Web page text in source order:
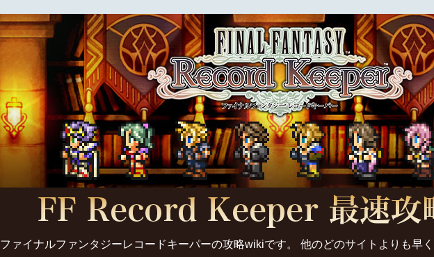
ファイナルファンタジーレコードキーパーの攻略wikiです。 他のどのサイトよりも早